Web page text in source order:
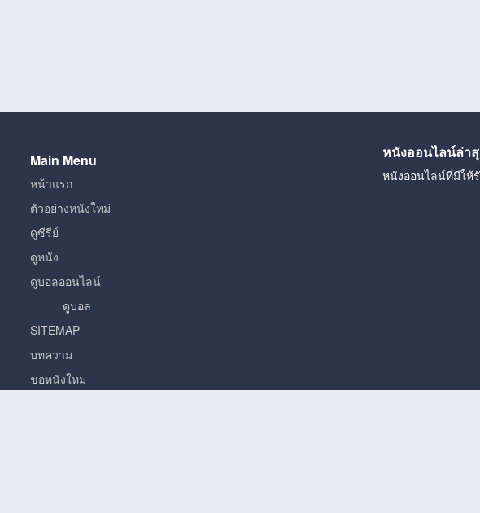
Main Menu
หน้าแรก
ตัวอย่างหนังใหม่
ดูซีรีย์
ดูหนัง
ดูบอลออนไลน์
ดูบอล
SITEMAP
บทความ
ขอหนังใหม่
หนังออนไลน์ล่า
หนังออนไลน์ที่มีให้